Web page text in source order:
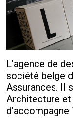
L’agence de
société belge
Assurances. Il
Architecture et